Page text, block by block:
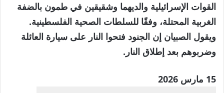
القوات الإسرائيلية والديهما وشقيقين في طمون بالضفة
الغربية المحتلة، وفقًا للسلطات الصحية الفلسطينية.
ويقول الصبيان إن الجنود فتحوا النار على سيارة العائلة
وضربوهم بعد إطلاق النار.
تم
15 مارس 2026